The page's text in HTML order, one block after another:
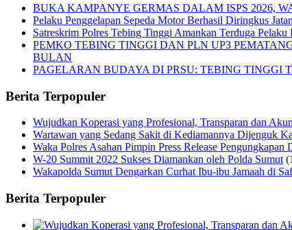
BUKA KAMPANYE GERMAS DALAM ISPS 2026,
Pelaku Penggelapan Sepeda Motor Berhasil Diringkus
Satreskrim Polres Tebing Tinggi Amankan Terduga
PEMKO TEBING TINGGI DAN PLN UP3
BULAN
PAGELARAN BUDAYA DI PRSU: TEBING
Berita Terpopuler
Wujudkan Koperasi yang Profesional, Transparan dan
Wartawan yang Sedang Sakit di Kediamannya Dijenguk
Waka Polres Asahan Pimpin Press Release
W-20 Summit 2022 Sukses Diamankan oleh Polda Sumut
Wakapolda Sumut Dengarkan Curhat Ibu-ibu Jamaah di
Berita Terpopuler